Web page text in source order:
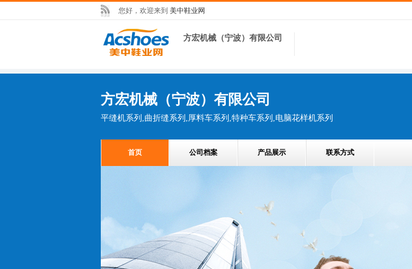
您好，欢迎来到 美中鞋业网
方宏机械（宁波）有限公司
方宏机械（宁波）有限公司
平缝机系列,曲折缝系列,厚料车系列,特种车系列,电脑花样机系列
首页 公司档案 产品展示 联系方式